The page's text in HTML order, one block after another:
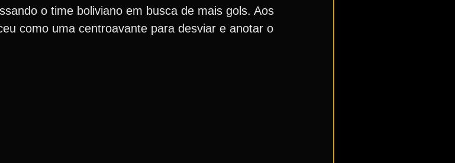
o time boliviano em busca de mais gols. Aos
como uma centroavante para desviar e anotar o